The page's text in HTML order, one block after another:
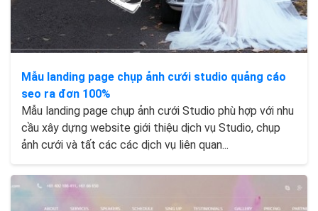
Mẫu landing page chụp ảnh cưới studio quảng cáo
seo ra đơn 100%
Mẫu landing page chụp ảnh cưới Studio phù hợp với nhu
cầu xây dựng website giới thiệu dịch vụ Studio, chụp
ảnh cưới và tất các các dịch vụ liên quan...